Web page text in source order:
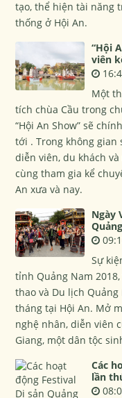
tạo, thể hiện tài năng
thống ở Hội An.
“Hội
viên
Một
tích chùa Cầu trong
“Hội An Show” sẽ
tới . Trong không gian
diễn viên, du khách
cùng tham gia kể
An xưa và nay.
Ngày
Sự
tỉnh Quảng Nam
thao và Du lịch
tháng tại Hội An. Mở
nghệ nhân, diễn viên
Giang, một dân tộc
Các
lần